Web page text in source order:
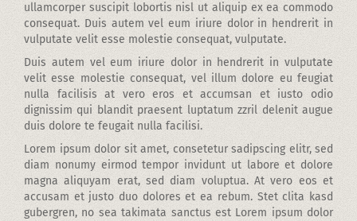
ullamcorper suscipit lobortis nisl ut aliquip ex ea commodo
consequat. Duis autem vel eum iriure dolor in hendrerit in
vulputate velit esse molestie consequat, vulputate.
Duis autem vel eum iriure dolor in hendrerit in vulputate
velit esse molestie consequat, vel illum dolore eu feugiat
nulla facilisis at vero eros et accumsan et iusto odio
dignissim qui blandit praesent luptatum zzril delenit augue
duis dolore te feugait nulla facilisi.
Lorem ipsum dolor sit amet, consetetur sadipscing elitr, sed
diam nonumy eirmod tempor invidunt ut labore et dolore
magna aliquyam erat, sed diam voluptua. At vero eos et
accusam et justo duo dolores et ea rebum. Stet clita kasd
gubergren, no sea takimata sanctus est Lorem ipsum dolor